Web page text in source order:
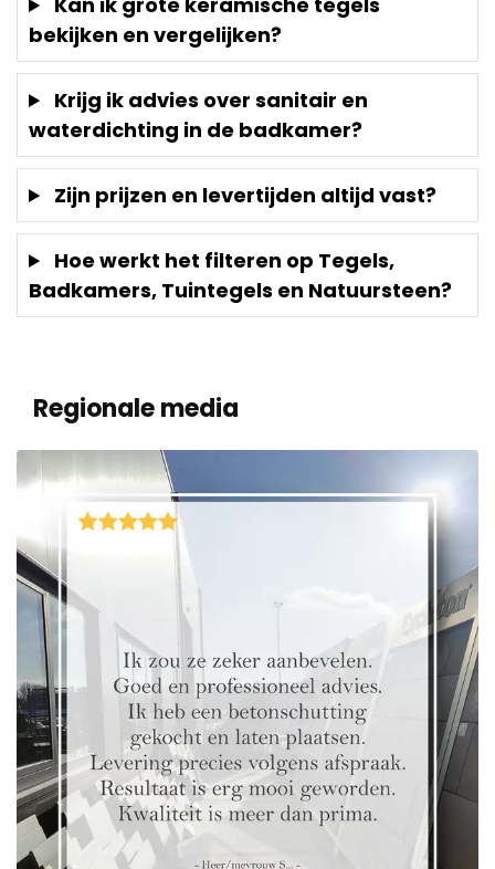
bekijken en vergelijken?
Krijg ik advies over sanitair en
waterdichting in de badkamer?
Zijn prijzen en levertijden altijd vast?
Hoe werkt het filteren op Tegels,
Badkamers, Tuintegels en Natuursteen?
Regionale media